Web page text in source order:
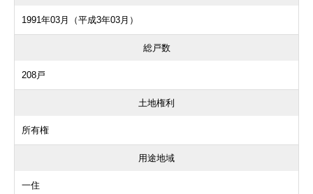
1991年03月（平成3年03月）
総戸数
208戸
土地権利
所有権
用途地域
一住